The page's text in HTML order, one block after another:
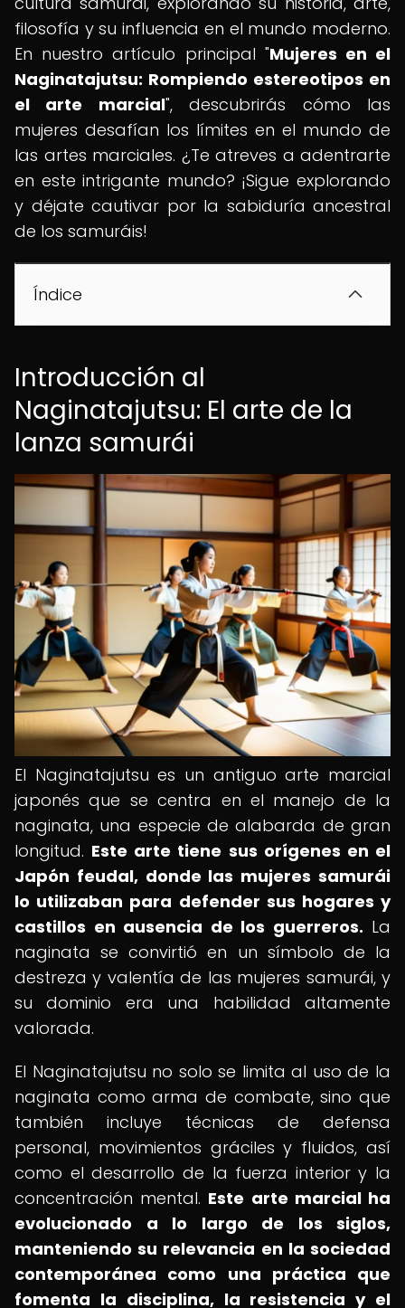
filosofía y su influencia en el mundo moderno.
En nuestro artículo principal "Mujeres en el
Naginatajutsu: Rompiendo estereotipos en
el arte marcial", descubrirás cómo las
mujeres desafían los límites en el mundo de
las artes marciales. ¿Te atreves a adentrarte
en este intrigante mundo? ¡Sigue explorando
y déjate cautivar por la sabiduría ancestral
de los samuráis!
Índice
Introducción al
Naginatajutsu: El arte de la
lanza samurái
El Naginatajutsu es un antiguo arte marcial
japonés que se centra en el manejo de la
naginata, una especie de alabarda de gran
longitud. Este arte tiene sus orígenes en el
Japón feudal, donde las mujeres samurái
lo utilizaban para defender sus hogares y
castillos en ausencia de los guerreros. La
naginata se convirtió en un símbolo de la
destreza y valentía de las mujeres samurái, y
su dominio era una habilidad altamente
valorada.
El Naginatajutsu no solo se limita al uso de la
naginata como arma de combate, sino que
también incluye técnicas de defensa
personal, movimientos gráciles y fluidos, así
como el desarrollo de la fuerza interior y la
concentración mental. Este arte marcial ha
evolucionado a lo largo de los siglos,
manteniendo su relevancia en la sociedad
contemporánea como una práctica que
fomenta la disciplina, la resistencia y el